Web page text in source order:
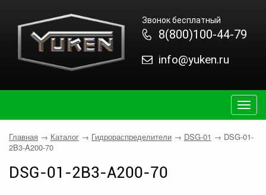
Звонок бесплатный
8(800)100-44-79
info@yuken.ru
Главная → Каталог → Гидрораспределители → DSG-01 → DSG-01-
2B3-A200-70
DSG-01-2B3-A200-70